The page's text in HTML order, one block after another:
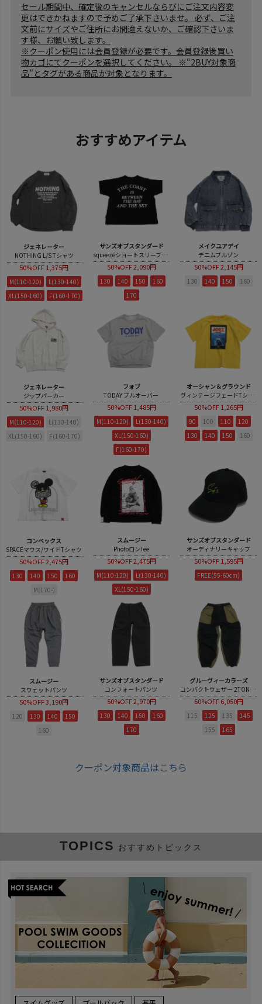
セール期間中、確定後のキャンセルならびにご注文内容変
更はできかねますので予めご了承下さいませ。 必ず、ご注
文前にサイズやご住所にお間違えないか、ご確認下さいま
す様、お願い致します。
※クーポン使用には会員登録が必要です。会員登録後買い
物カゴにてクーポンを選択してください。 ※“2BUY対象商
品”とタグがある商品が対象となります。
おすすめアイテム
ジェネレーター
NOTHING L/S Tシャツ
50%OFF1,375円
M(110-120)
L(130-140)
XL(150-160)
F(160-170)
サンズオブスタンダード
squeezeショートスリーブ【LIMITED EDITION】
50%OFF2,090円
130 140 150
160
170
メイクユアデイ
デニムブルゾン
50%OFF2,145円
130 140 150 160
ジェネレーター
ジップパーカー
50%OFF1,980円
M(110-120)
L(130-140)
XL(150-160)
F(160-170)
フォブ
TODAY プルオーバー
50%OFF 1,485円
M(110-120)
L(130-140)
XL(150-160)
F(160-170)
オーシャン＆グラウンド
ヴィンテージフェードTシャツ
50%OFF 1,265円
90 100 110
120
130
140 150 160
コンベックス
SPACEマウス/ワイドTシャツ
50%OFF2,475円
130 140 150
160
M(170-)
スムージー
PhotoロンTee
50%OFF2,475円
M(110-120)
L(130-140)
XL(150-160)
サンズオブスタンダード
オーディナリーキャップ
50%OFF 1,595円
FREE(55-60cm)
スムージー
スウェットパンツ
50%OFF3,190円
120 130 140
150
160
サンズオブスタンダード
コンフォートパンツ
50%OFF2,970円
130 140 150
160
170
グルーヴィーカラーズ
コンパクトウェザー 2TONE LPN
50%OFF 6,050円
115 125 135
145
155
165
クーポン対象商品はこちら
TOPICS おすすめトピックス